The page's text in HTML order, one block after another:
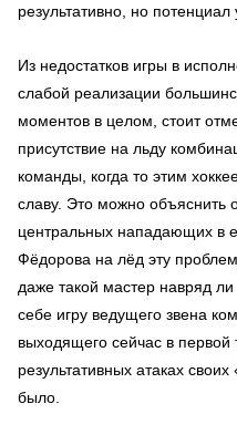
результативно, но потенциал
Из недостатков игры в
слабой реализации
моментов в целом, стоит
присутствие на льду
команды, когда то этим
славу. Это можно объяснить
центральных нападающих в
Фёдорова на лёд эту
даже такой мастер навряд
себе игру ведущего звена
выходящего сейчас в первой
результативных атаках
было.